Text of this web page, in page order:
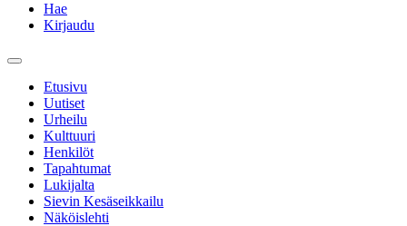
Hae
Kirjaudu
Etusivu
Uutiset
Urheilu
Kulttuuri
Henkilöt
Tapahtumat
Lukijalta
Sievin Kesäseikkailu
Näköislehti